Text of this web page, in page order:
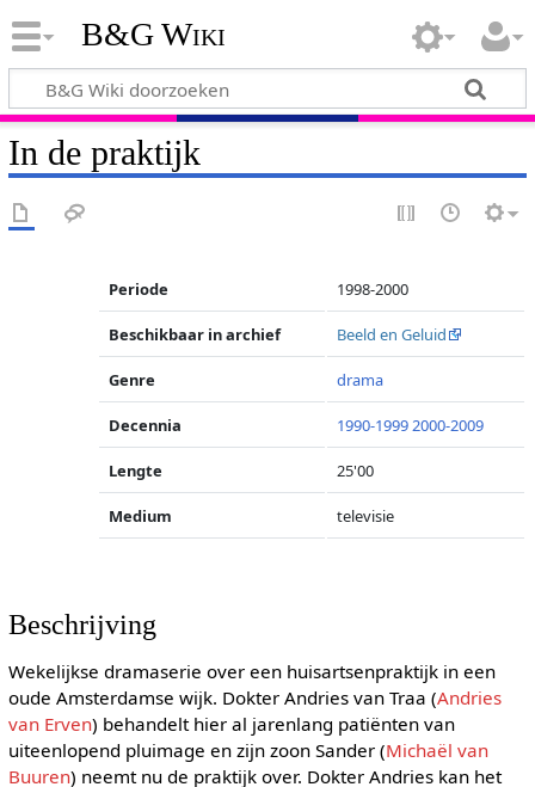
B&G Wiki
In de praktijk
Periode 1998-2000
Beschikbaar in archief Beeld en Geluid
Genre drama
Decennia 1990-19992000-2009
Lengte 25'00
Medium televisie
Beschrijving
Wekelijkse dramaserie over een huisartsenpraktijk in een
oude Amsterdamse wijk. Dokter Andries van Traa (Andries
van Erven) behandelt hier al jarenlang patiënten van
uiteenlopend pluimage en zijn zoon Sander (Michaël van
Buuren) neemt nu de praktijk over. Dokter Andries kan het